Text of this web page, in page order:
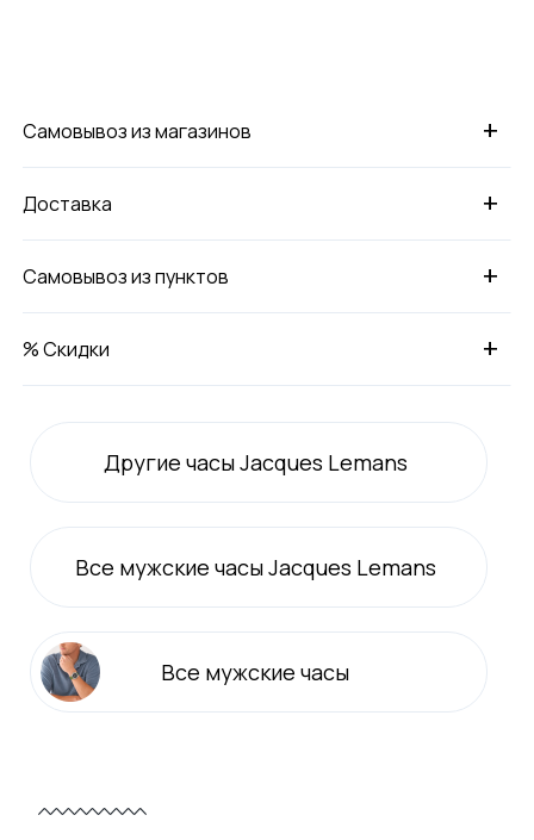
+
Самовывоз из магазинов
+
Доставка
+
Самовывоз из пунктов
+
% Скидки
Другие часы Jacques Lemans
Все мужские часы Jacques Lemans
Все мужские часы